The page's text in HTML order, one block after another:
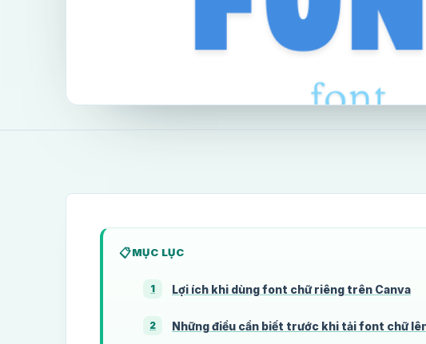
MỤC LỤC
1 Lợi ích khi dùng font chữ riêng trên Canva
2 Những điều cần biết trước khi tải font chữ